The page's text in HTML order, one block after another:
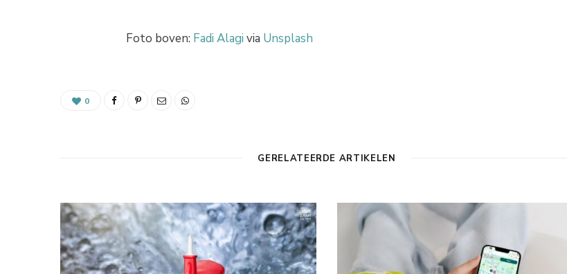
Foto boven: Fadi Alagi via Unsplash
0
GERELATEERDE ARTIKELEN